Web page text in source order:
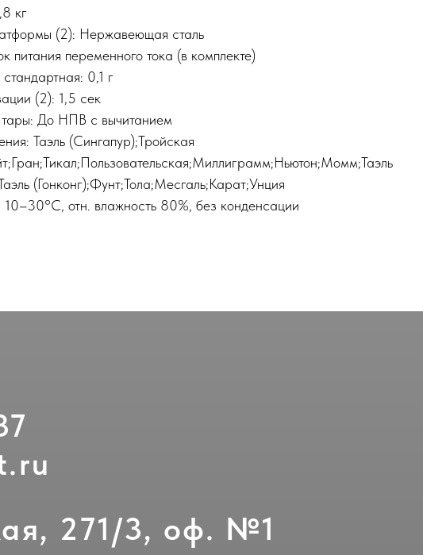
кг
(2): Нержавеющая сталь
питания переменного тока (в комплекте)
0,1 г
(2): 1,5 сек
До НПВ с вычитанием
Таэль (Сингапур);Тройская
(Гонконг);Фунт;Тола;Месгаль;Карат;Унция
10–30°C, отн. влажность 80%, без конденсации
271/3, оф. №1